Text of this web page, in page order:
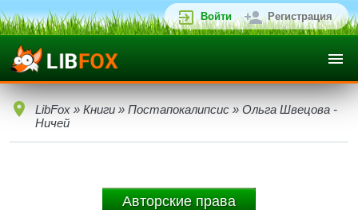
Войти Регистрация
LibFox » Книги » Постапокалипсис » Ольга Швецова -
Ничей
Авторские права